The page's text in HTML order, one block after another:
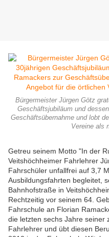
Bürgermeister Jürgen Götz
Geschäftsjubiläum und
Geschäftsübernahme und lobt
Vereine als
Getreu seinem Motto "In der
Veitshöchheimer Fahrlehrer
Fahrschüler unfallfrei auf 3,7
Ausbildungsfahrten begleitet,
Bahnhofstraße in
Rechtzeitig vor seinem 64.
Fahrschule an Florian
die letzten sechs Jahre seiner
Fahrlehrer und übt diesen